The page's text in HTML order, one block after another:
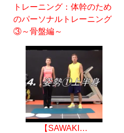
トレーニング：体幹のため
のパーソナルトレーニング
③～骨盤編～
【SAWAKI…